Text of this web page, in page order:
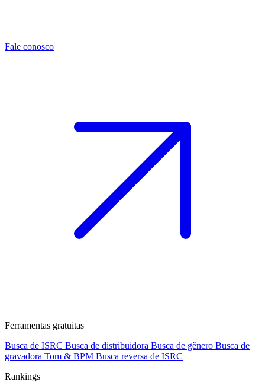
Fale conosco
Ferramentas gratuitas
Busca de ISRC Busca de distribuidora Busca de gênero Busca de
gravadora Tom & BPM Busca reversa de ISRC
Rankings